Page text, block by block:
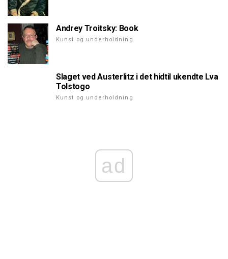
Andrey Troitsky: Book
Kunst og underholdning
Slaget ved Austerlitz i det hidtil ukendte Lva
Tolstogo
Kunst og underholdning
ad